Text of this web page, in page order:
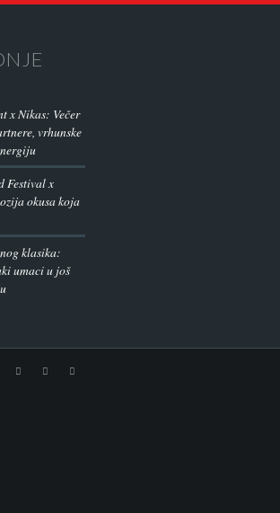
x Nikas: Večer
vrhunske
Festival x
okusa koja
klasika:
umaci u još